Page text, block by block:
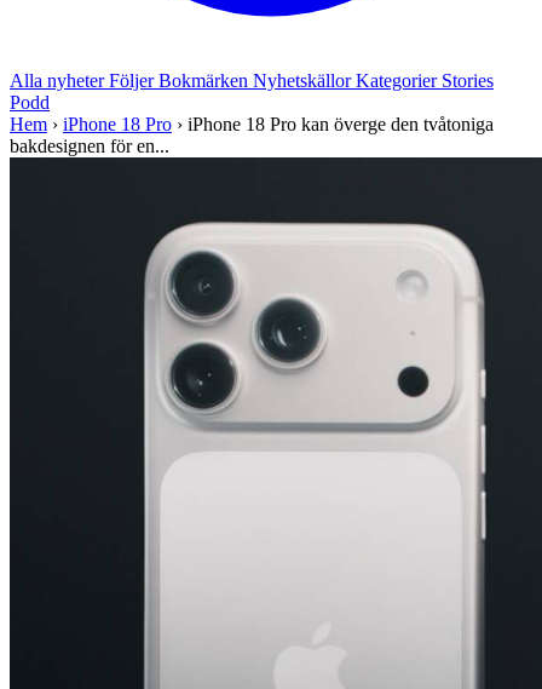
Alla nyheterFöljerBokmärken NyhetskällorKategorier Stories
Podd
Hem › iPhone 18 Pro › iPhone 18 Pro kan överge den tvåtoniga
bakdesignen för en...